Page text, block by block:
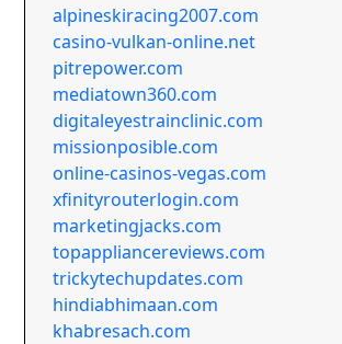
alpineskiracing2007.com
casino-vulkan-online.net
pitrepower.com
mediatown360.com
digitaleyestrainclinic.com
missionposible.com
online-casinos-vegas.com
xfinityrouterlogin.com
marketingjacks.com
topappliancereviews.com
trickytechupdates.com
hindiabhimaan.com
khabresach.com